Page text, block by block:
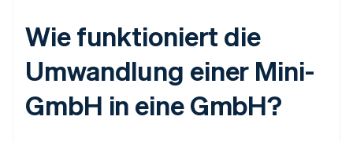
Wie funktioniert die
Umwandlung einer Mini-
GmbH in eine GmbH?